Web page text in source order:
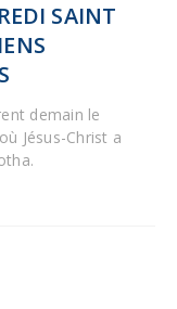
SAINT
demain le
Jésus-Christ a